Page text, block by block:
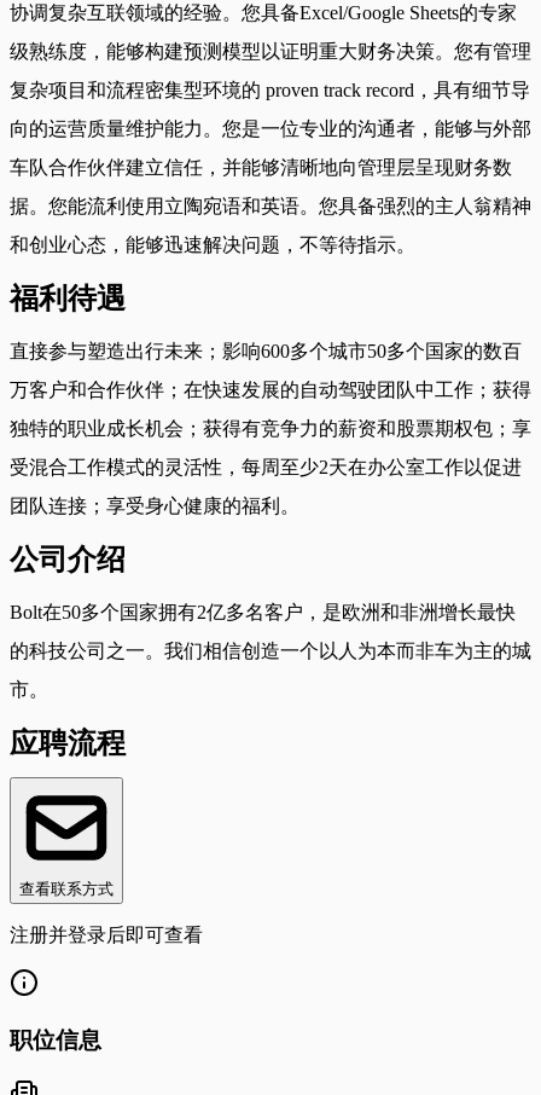
协调复杂互联领域的经验。您具备Excel/Google Sheets的专家
级熟练度，能够构建预测模型以证明重大财务决策。您有管理
复杂项目和流程密集型环境的 proven track record，具有细节导
向的运营质量维护能力。您是一位专业的沟通者，能够与外部
车队合作伙伴建立信任，并能够清晰地向管理层呈现财务数
据。您能流利使用立陶宛语和英语。您具备强烈的主人翁精神
和创业心态，能够迅速解决问题，不等待指示。
福利待遇
直接参与塑造出行未来；影响600多个城市50多个国家的数百
万客户和合作伙伴；在快速发展的自动驾驶团队中工作；获得
独特的职业成长机会；获得有竞争力的薪资和股票期权包；享
受混合工作模式的灵活性，每周至少2天在办公室工作以促进
团队连接；享受身心健康的福利。
公司介绍
Bolt在50多个国家拥有2亿多名客户，是欧洲和非洲增长最快
的科技公司之一。我们相信创造一个以人为本而非车为主的城
市。
应聘流程
查看联系方式
注册并登录后即可查看
职位信息